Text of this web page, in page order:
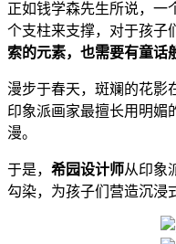
正如钱学森先生所说，一
个支柱来支撑，对于孩子
索的元素，也需要有童话
漫步于春天，斑斓的花影
印象派画家最擅长用明媚
漫。
于是， 希园设计师从印象
勾染，为孩子们营造沉浸